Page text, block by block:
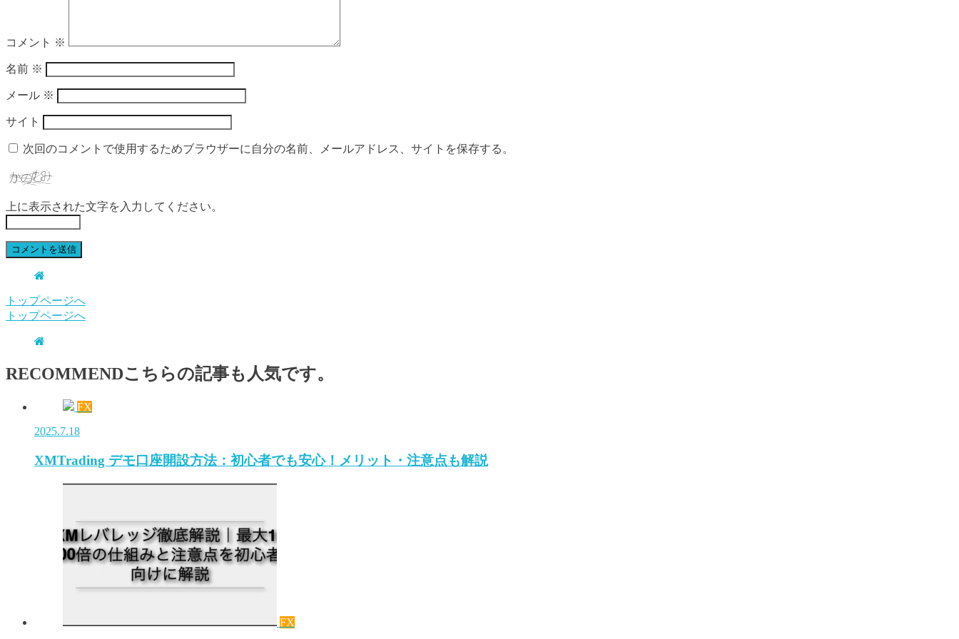
コメント ※
名前 ※
メール ※
サイト
次回のコメントで使用するためブラウザーに自分の名前、メールアドレス、サイトを保存する。
上に表示された文字を入力してください。
トップページへ
トップページへ
RECOMMENDこちらの記事も人気です。
FX
2025.7.18
XMTrading デモ口座開設方法：初心者でも安心！メリット・注意点も解説
FX